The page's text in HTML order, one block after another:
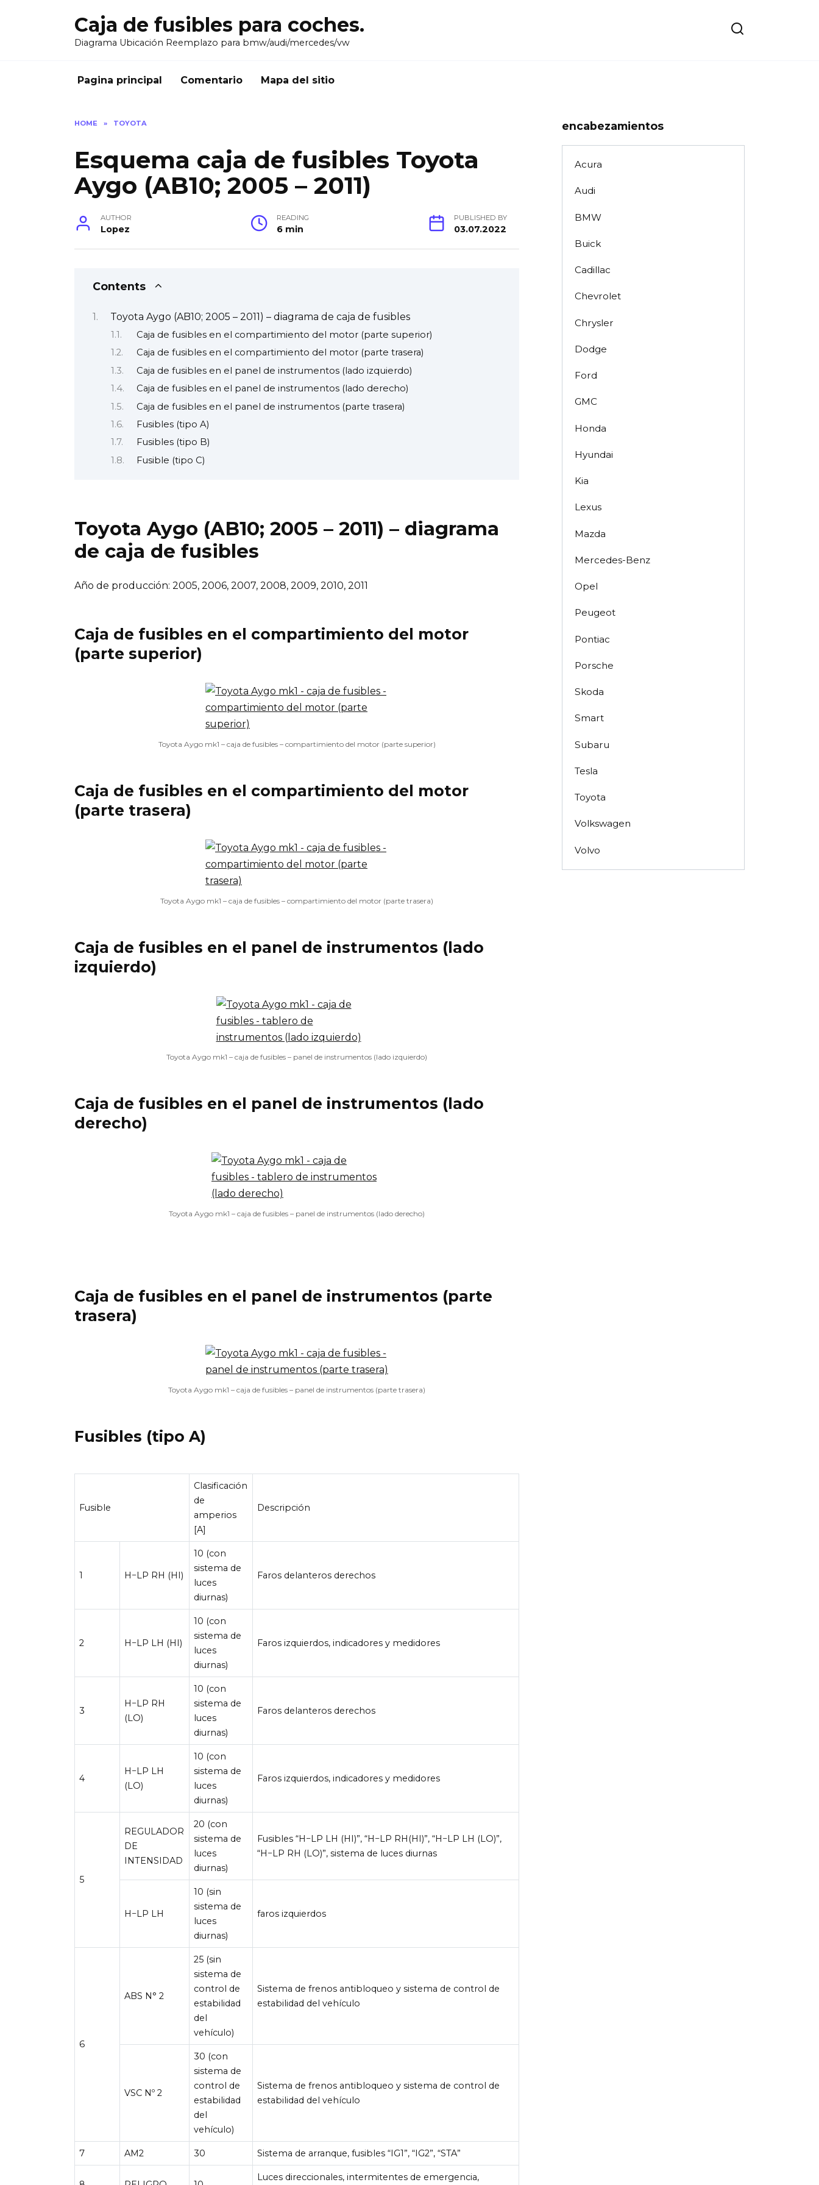
Caja de fusibles para coches.
Diagrama Ubicación Reemplazo para bmw/audi/mercedes/vw
Pagina principal Comentario Mapa del sitio
HOME » TOYOTA
Esquema caja de fusibles Toyota
Aygo (AB10; 2005 – 2011)
AUTHOR
Lopez
READING
6 min
PUBLISHED BY
03.07.2022
Contents
Toyota Aygo (AB10; 2005 – 2011) – diagrama de caja de fusibles
Caja de fusibles en el compartimiento del motor (parte superior)
Caja de fusibles en el compartimiento del motor (parte trasera)
Caja de fusibles en el panel de instrumentos (lado izquierdo)
Caja de fusibles en el panel de instrumentos (lado derecho)
Caja de fusibles en el panel de instrumentos (parte trasera)
Fusibles (tipo A)
Fusibles (tipo B)
Fusible (tipo C)
Toyota Aygo (AB10; 2005 – 2011) – diagrama
de caja de fusibles
Año de producción: 2005, 2006, 2007, 2008, 2009, 2010, 2011
Caja de fusibles en el compartimiento del motor
(parte superior)
Toyota Aygo mk1 – caja de fusibles – compartimiento del motor (parte superior)
Caja de fusibles en el compartimiento del motor
(parte trasera)
Toyota Aygo mk1 – caja de fusibles – compartimiento del motor (parte trasera)
Caja de fusibles en el panel de instrumentos (lado
izquierdo)
Toyota Aygo mk1 – caja de fusibles – panel de instrumentos (lado izquierdo)
Caja de fusibles en el panel de instrumentos (lado
derecho)
Toyota Aygo mk1 – caja de fusibles – panel de instrumentos (lado derecho)
Caja de fusibles en el panel de instrumentos (parte
trasera)
Toyota Aygo mk1 – caja de fusibles – panel de instrumentos (parte trasera)
Fusibles (tipo A)
Fusible
Clasificación
de
amperios
[A]
Descripción
1 H−LP RH (HI)
10 (con
sistema de
luces
diurnas)
Faros delanteros derechos
2 H−LP LH (HI)
10 (con
sistema de
luces
diurnas)
Faros izquierdos, indicadores y medidores
3
H−LP RH
(LO)
10 (con
sistema de
luces
diurnas)
Faros delanteros derechos
4
H−LP LH
(LO)
10 (con
sistema de
luces
diurnas)
Faros izquierdos, indicadores y medidores
5
REGULADOR
DE
INTENSIDAD
20 (con
sistema de
luces
diurnas)
Fusibles “H−LP LH (HI)”, “H−LP RH(HI)”, “H−LP LH (LO)”,
“H−LP RH (LO)”, sistema de luces diurnas
H−LP LH
10 (sin
sistema de
luces
diurnas)
faros izquierdos
6
ABS N° 2
25 (sin
sistema de
control de
estabilidad
del
vehículo)
Sistema de frenos antibloqueo y sistema de control de
estabilidad del vehículo
VSC Nº 2
30 (con
sistema de
control de
estabilidad
del
vehículo)
Sistema de frenos antibloqueo y sistema de control de
estabilidad del vehículo
7 AM2 30 Sistema de arranque, fusibles “IG1”, “IG2”, “STA”
Luces direccionales, intermitentes de emergencia,
encabezamientos
Acura
Audi
BMW
Buick
Cadillac
Chevrolet
Chrysler
Dodge
Ford
GMC
Honda
Hyundai
Kia
Lexus
Mazda
Mercedes-Benz
Opel
Peugeot
Pontiac
Porsche
Skoda
Smart
Subaru
Tesla
Toyota
Volkswagen
Volvo